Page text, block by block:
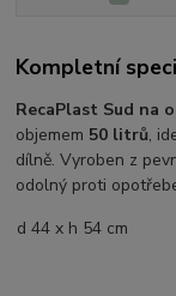
Kompletní
RecaPlast Sud na
objemem 50 litrů,
dílně. Vyroben z
odolný proti
d 44 x h 54 cm